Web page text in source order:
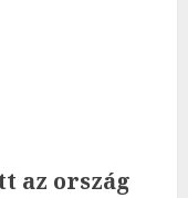
az ország